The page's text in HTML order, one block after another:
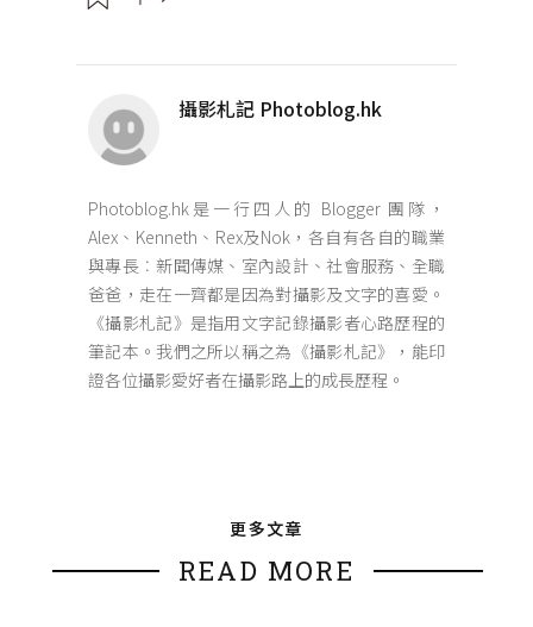
攝影札記 Photoblog.hk
Photoblog.hk是一行四人的 Blogger 團隊，
Alex、Kenneth、Rex及Nok，各自有各自的職業
與專長︰新聞傳媒、室內設計、社會服務、全職
爸爸，走在一齊都是因為對攝影及文字的喜愛。
《攝影札記》是指用文字記錄攝影者心路歷程的
筆記本。我們之所以稱之為《攝影札記》，能印
證各位攝影愛好者在攝影路上的成長歷程。
更多文章
READ MORE